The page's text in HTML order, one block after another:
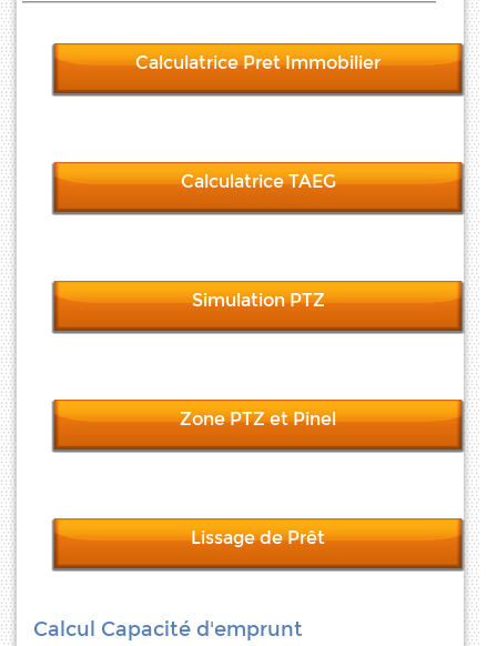
Calculatrice Pret Immobilier
Calculatrice TAEG
Simulation PTZ
Zone PTZ et Pinel
Lissage de Prêt
Calcul Capacité d'emprunt